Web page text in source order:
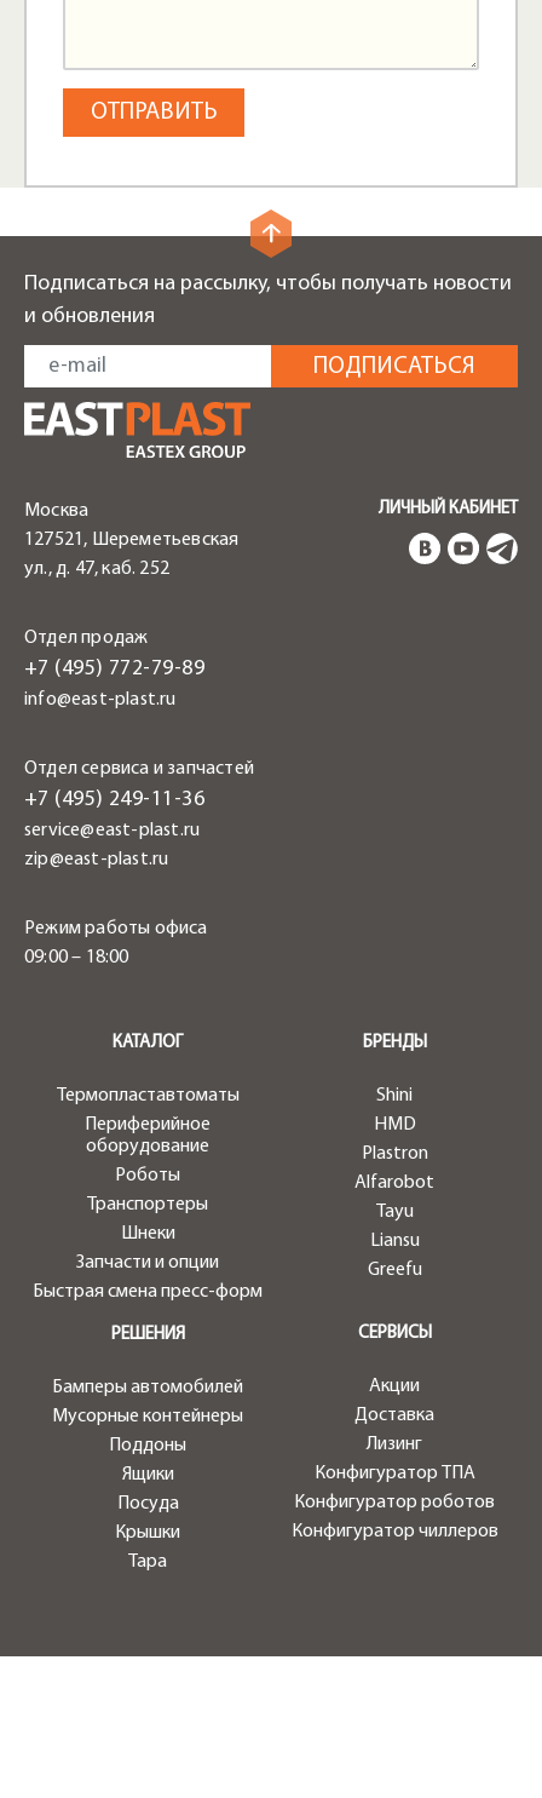
Подписаться на рассылку, чтобы получать новости
и обновления
Москва
127521, Шереметьевская
ул., д. 47, каб. 252
Отдел продаж
+7 (495) 772-79-89
info@east-plast.ru
Отдел сервиса и запчастей
+7 (495) 249-11-36
service@east-plast.ru
zip@east-plast.ru
Режим работы офиса
09:00 – 18:00
ЛИЧНЫЙ КАБИНЕТ
КАТАЛОГ
Термопластавтоматы
Периферийное
оборудование
Роботы
Транспортеры
Шнеки
Запчасти и опции
Быстрая смена пресс-форм
БРЕНДЫ
Shini
HMD
Plastron
Alfarobot
Tayu
Liansu
Greefu
СЕРВИСЫ
Акции
Доставка
Лизинг
Конфигуратор ТПА
Конфигуратор роботов
Конфигуратор чиллеров
РЕШЕНИЯ
Бамперы автомобилей
Мусорные контейнеры
Поддоны
Ящики
Посуда
Крышки
Тара